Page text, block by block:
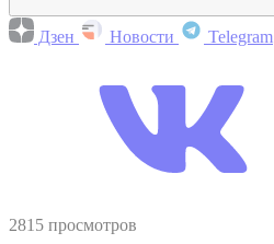
Дзен Новости Telegram
2815 просмотров